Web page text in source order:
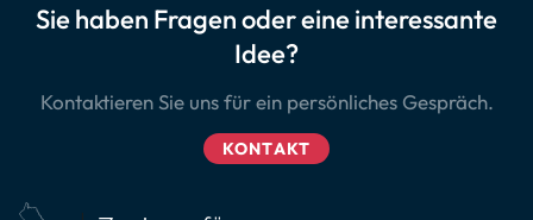
Sie haben Fragen oder eine interessante
Idee?
Kontaktieren Sie uns für ein persönliches Gespräch.
KONTAKT